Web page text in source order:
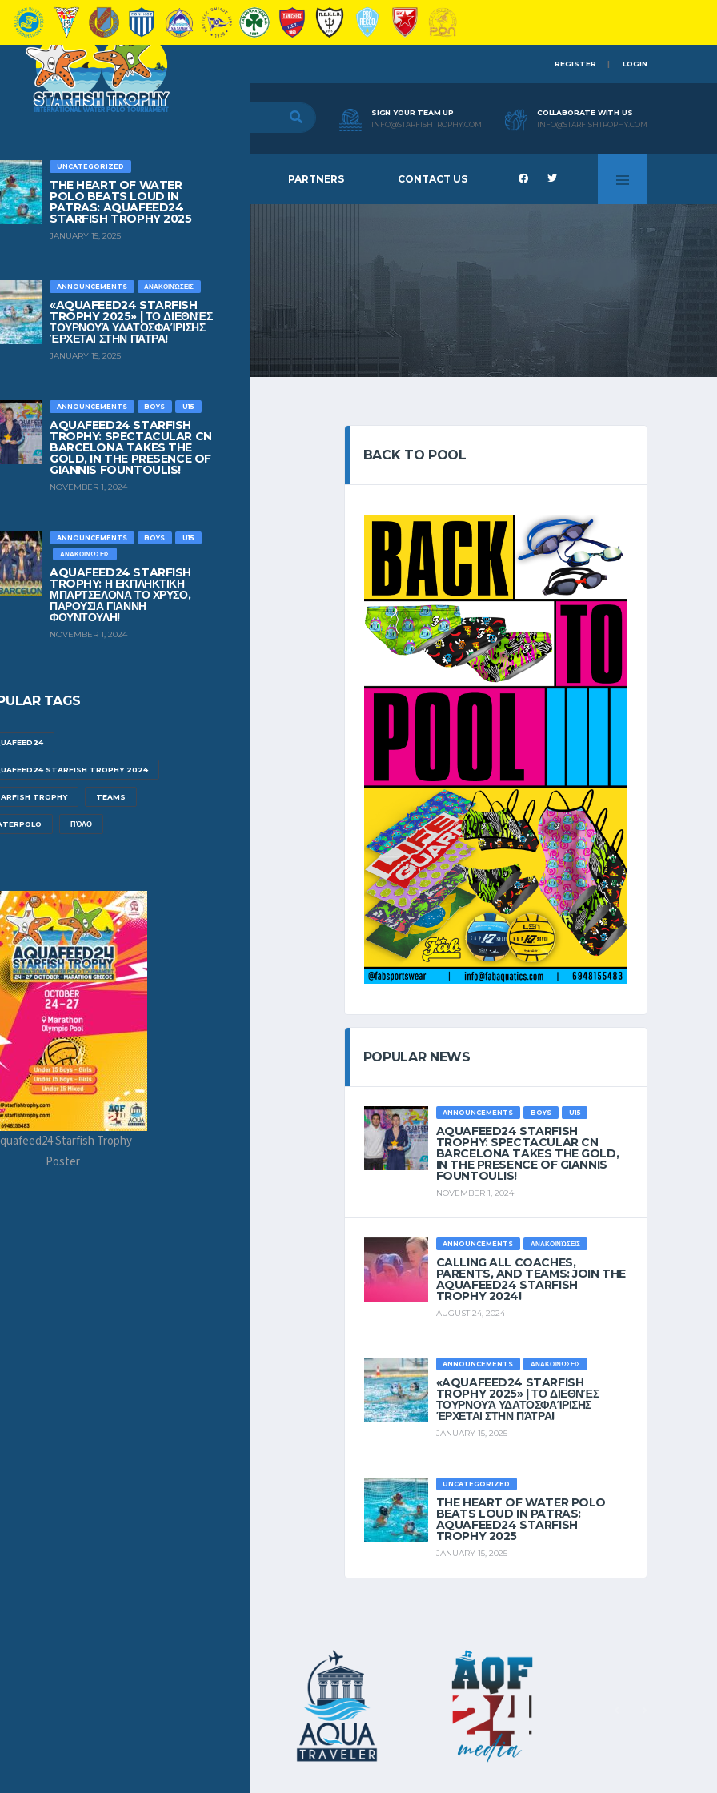
REGISTER LOGIN
SIGN YOUR TEAM UP
INFO@STARFISHTROPHY.COM
COLLABORATE WITH US
INFO@STARFISHTROPHY.COM
HOME TEAMS PARTNERS CONTACT US
UNCATEGORIZED
THE HEART OF WATER
POLO BEATS LOUD IN
PATRAS: AQUAFEED24
STARFISH TROPHY 2025
JANUARY 15, 2025
ANNOUNCEMENTS ΑΝΑΚΟΙΝΏΣΕΙΣ
«AQUAFEED24 STARFISH
TROPHY 2025» | ΤΟ ΔΙΕΘΝΈΣ
ΤΟΥΡΝΟΥΆ ΥΔΑΤΟΣΦΑΊΡΙΣΗΣ
ΈΡΧΕΤΑΙ ΣΤΗΝ ΠΆΤΡΑ!
JANUARY 15, 2025
ANNOUNCEMENTS BOYS U15
AQUAFEED24 STARFISH
TROPHY: SPECTACULAR CN
BARCELONA TAKES THE
GOLD, IN THE PRESENCE OF
GIANNIS FOUNTOULIS!
NOVEMBER 1, 2024
ANNOUNCEMENTS BOYS
U15
ΑΝΑΚΟΙΝΏΣΕΙΣ
AQUAFEED24 STARFISH
TROPHY: Η ΕΚΠΛΗΚΤΙΚΗ
ΜΠΑΡΤΣΕΛΟΝΑ ΤΟ ΧΡΥΣΟ,
ΠΑΡΟΥΣΙΑ ΓΙΑΝΝΗ
ΦΟΥΝΤΟΥΛΗ!
NOVEMBER 1, 2024
TAGS
STARFISH TROPHY 2024
TROPHY TEAMS
ΠΌΛΟ
Starfish Trophy
Poster
IN…
EMPTY!
STORE
BACK TO POOL
POPULAR NEWS
ANNOUNCEMENTS BOYS U15
AQUAFEED24 STARFISH
TROPHY: SPECTACULAR CN
BARCELONA TAKES THE GOLD,
IN THE PRESENCE OF GIANNIS
FOUNTOULIS!
NOVEMBER 1, 2024
ANNOUNCEMENTS ΑΝΑΚΟΙΝΏΣΕΙΣ
CALLING ALL COACHES,
PARENTS, AND TEAMS: JOIN THE
AQUAFEED24 STARFISH
TROPHY 2024!
AUGUST 24, 2024
ANNOUNCEMENTS ΑΝΑΚΟΙΝΏΣΕΙΣ
«AQUAFEED24 STARFISH
TROPHY 2025» | ΤΟ ΔΙΕΘΝΈΣ
ΤΟΥΡΝΟΥΆ ΥΔΑΤΟΣΦΑΊΡΙΣΗΣ
ΈΡΧΕΤΑΙ ΣΤΗΝ ΠΆΤΡΑ!
JANUARY 15, 2025
UNCATEGORIZED
THE HEART OF WATER POLO
BEATS LOUD IN PATRAS:
AQUAFEED24 STARFISH
TROPHY 2025
JANUARY 15, 2025